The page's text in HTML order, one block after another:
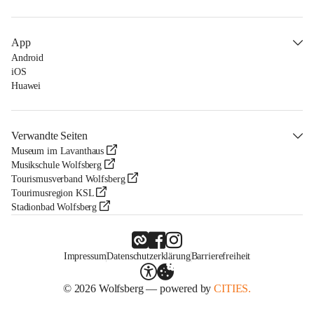
App
Android
iOS
Huawei
Verwandte Seiten
Museum im Lavanthaus
Musikschule Wolfsberg
Tourismusverband Wolfsberg
Tourimusregion KSL
Stadionbad Wolfsberg
ImpressumDatenschutzerklärungBarrierefreiheit
© 2026 Wolfsberg — powered byCITIES.